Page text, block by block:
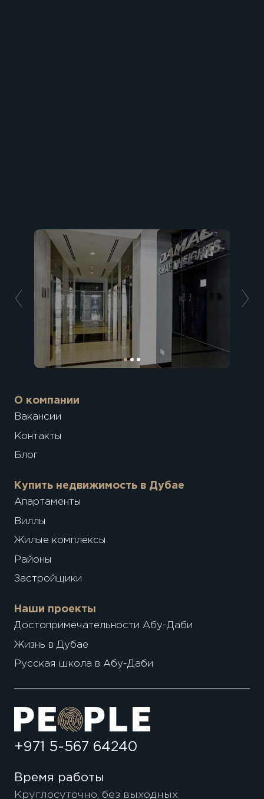
О компании
Вакансии
Контакты
Блог
Купить недвижимость в Дубае
Апартаменты
Виллы
Жилые комплексы
Районы
Застройщики
Наши проекты
Достопримечательности Абу-Даби
Жизнь в Дубае
Русская школа в Абу-Даби
+971 5-567 64240
Время работы
Круглосуточно, без выходных